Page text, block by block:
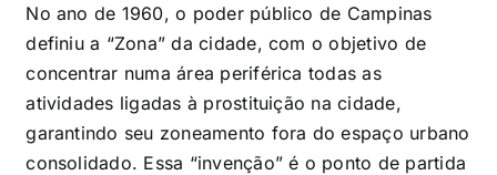
No ano de 1960, o poder público de Campinas
definiu a “Zona” da cidade, com o objetivo de
concentrar numa área periférica todas as
atividades ligadas à prostituição na cidade,
garantindo seu zoneamento fora do espaço urbano
consolidado. Essa “invenção” é o ponto de partida